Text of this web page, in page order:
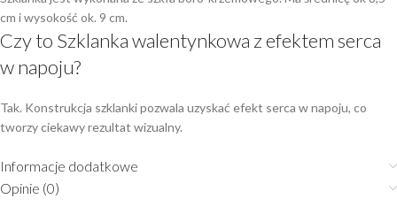
cm i wysokość ok. 9 cm.
Czy to Szklanka walentynkowa z efektem serca
w napoju?
Tak. Konstrukcja szklanki pozwala uzyskać efekt serca w napoju, co
tworzy ciekawy rezultat wizualny.
Informacje dodatkowe
Opinie (0)